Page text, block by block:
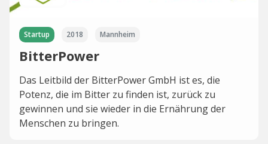
Startup 2018 Mannheim
BitterPower
Das Leitbild der BitterPower GmbH ist es, die
Potenz, die im Bitter zu finden ist, zurück zu
gewinnen und sie wieder in die Ernährung der
Menschen zu bringen.